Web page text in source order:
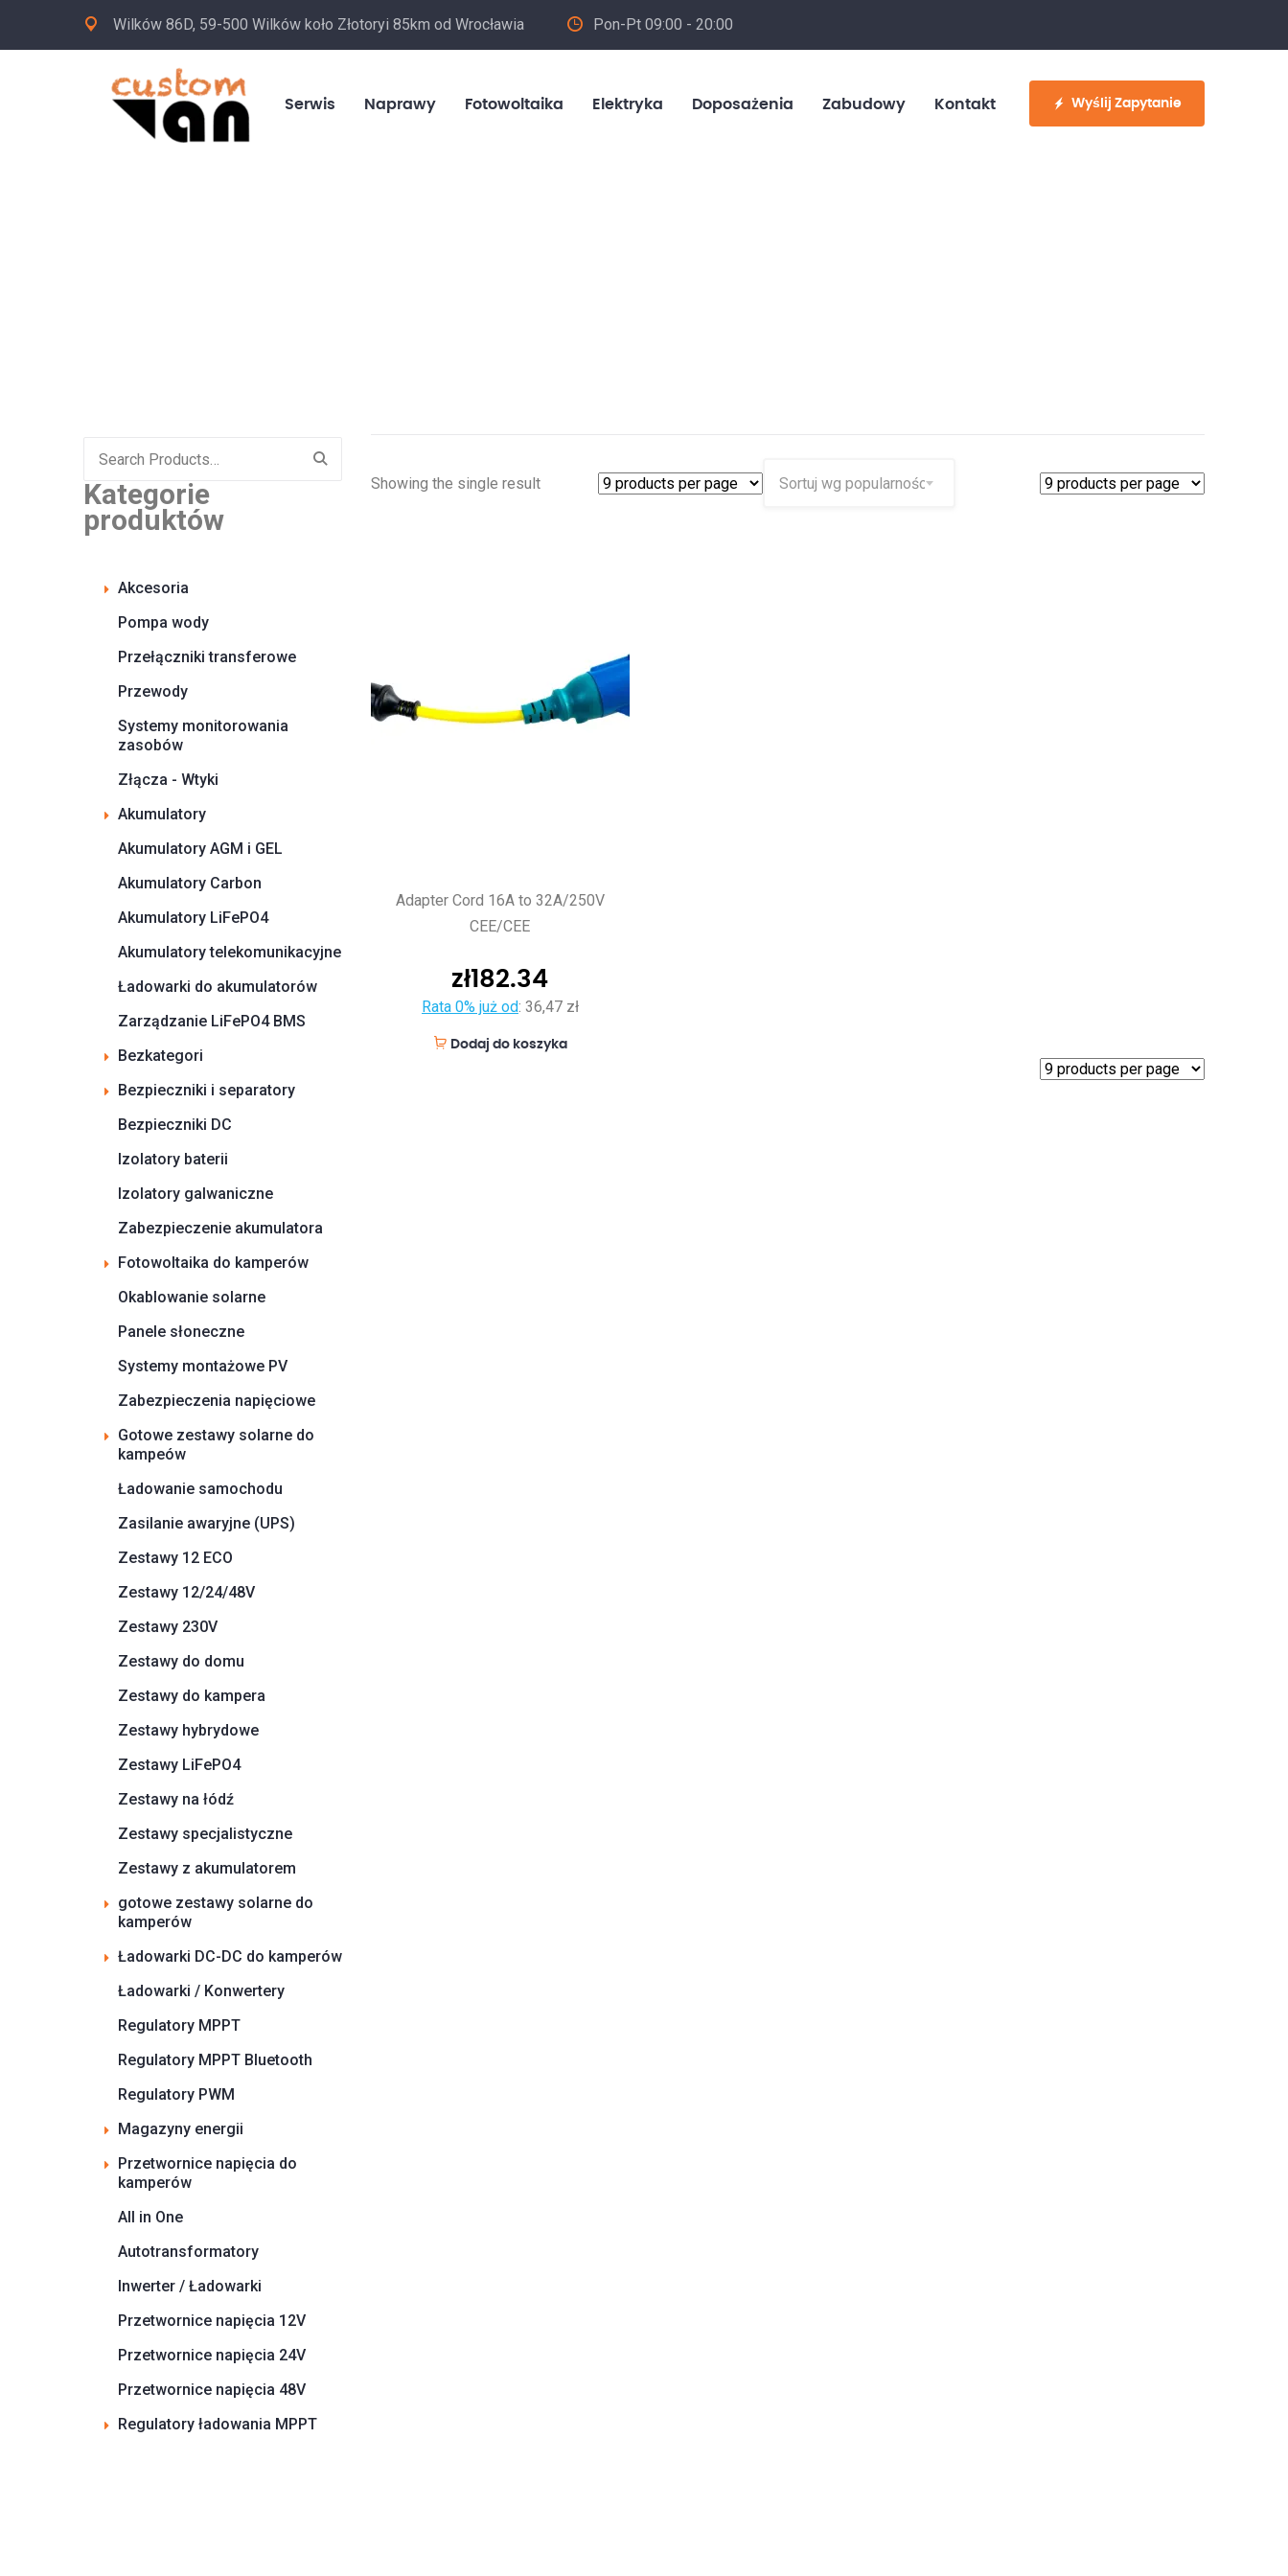
Wilków 86D, 59-500 Wilków koło Złotoryi 85km od Wrocławia Pon-Pt 09:00 - 20:00
530 886 214
Serwis Naprawy Fotowoltaika Elektryka Doposażenia Zabudowy Kontakt Wyślij Zapytanie
Search
Kategorie
produktów
Akcesoria
Pompa wody
Przełączniki transferowe
Przewody
Systemy monitorowania
zasobów
Złącza - Wtyki
Akumulatory
Akumulatory AGM i GEL
Akumulatory Carbon
Akumulatory LiFePO4
Akumulatory telekomunikacyjne
Ładowarki do akumulatorów
Zarządzanie LiFePO4 BMS
Bezkategori
Bezpieczniki i separatory
Bezpieczniki DC
Izolatory baterii
Izolatory galwaniczne
Zabezpieczenie akumulatora
Fotowoltaika do kamperów
Okablowanie solarne
Panele słoneczne
Systemy montażowe PV
Zabezpieczenia napięciowe
Gotowe zestawy solarne do
kampeów
Ładowanie samochodu
Zasilanie awaryjne (UPS)
Zestawy 12 ECO
Zestawy 12/24/48V
Zestawy 230V
Zestawy do domu
Zestawy do kampera
Zestawy hybrydowe
Zestawy LiFePO4
Zestawy na łódź
Zestawy specjalistyczne
Zestawy z akumulatorem
gotowe zestawy solarne do
kamperów
Ładowarki DC-DC do kamperów
Ładowarki / Konwertery
Regulatory MPPT
Regulatory MPPT Bluetooth
Regulatory PWM
Magazyny energii
Przetwornice napięcia do
kamperów
All in One
Autotransformatory
Inwerter / Ładowarki
Przetwornice napięcia 12V
Przetwornice napięcia 24V
Przetwornice napięcia 48V
Regulatory ładowania MPPT
Showing the single result
Adapter Cord 16A to 32A/250V
CEE/CEE
zł182.34
Rata 0% już od: 36,47 zł
Dodaj do koszyka